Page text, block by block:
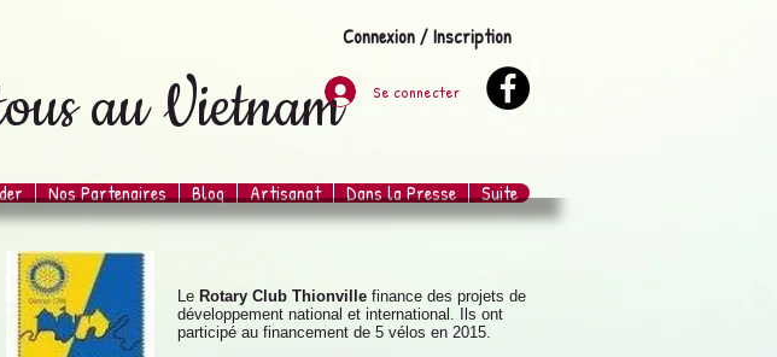
au Vietnam
Connexion / Inscription
Se connecter
Nos Partenaires Blog Artisanat Dans la Presse Suite
Le Rotary Club Thionville finance des projets de
développement national et international. Ils ont
participé au financement de 5 vélos en 2015.